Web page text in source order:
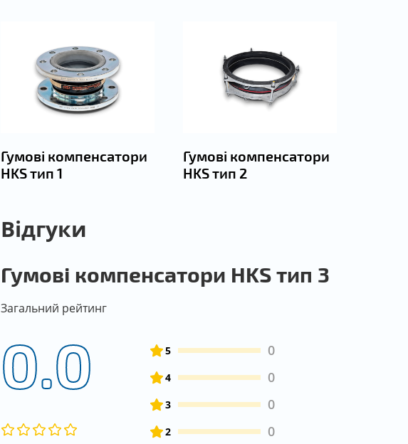
Гумові компенсатори
HKS тип 1
Гумові компенсатори
HKS тип 2
Відгуки
Гумові компенсатори HKS тип 3
Загальний рейтинг
0.0 5 0
4 0
3 0
2 0